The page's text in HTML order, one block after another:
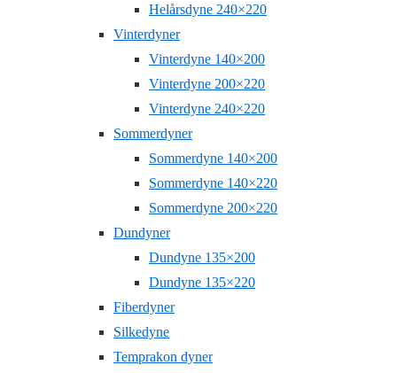
Helårsdyne 240×220
Vinterdyner
Vinterdyne 140×200
Vinterdyne 200×220
Vinterdyne 240×220
Sommerdyner
Sommerdyne 140×200
Sommerdyne 140×220
Sommerdyne 200×220
Dundyner
Dundyne 135×200
Dundyne 135×220
Fiberdyner
Silkedyne
Temprakon dyner